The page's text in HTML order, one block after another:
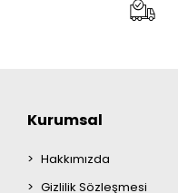
Kurumsal
Hakkımızda
Gizlilik Sözleşmesi